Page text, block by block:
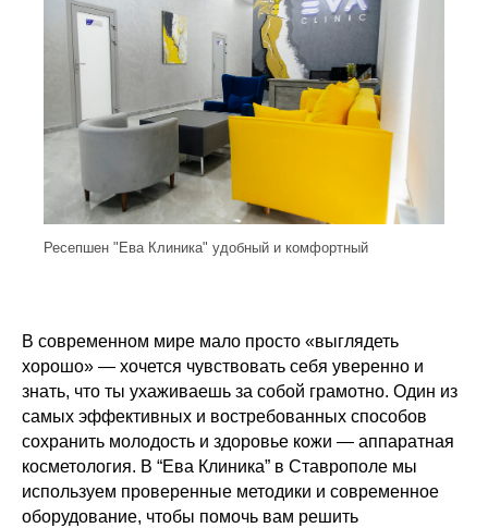
Ресепшен "Ева Клиника" удобный и комфортный
В современном мире мало просто «выглядеть
хорошо» — хочется чувствовать себя уверенно и
знать, что ты ухаживаешь за собой грамотно. Один из
самых эффективных и востребованных способов
сохранить молодость и здоровье кожи — аппаратная
косметология. В “Ева Клиника” в Ставрополе мы
используем проверенные методики и современное
оборудование, чтобы помочь вам решить